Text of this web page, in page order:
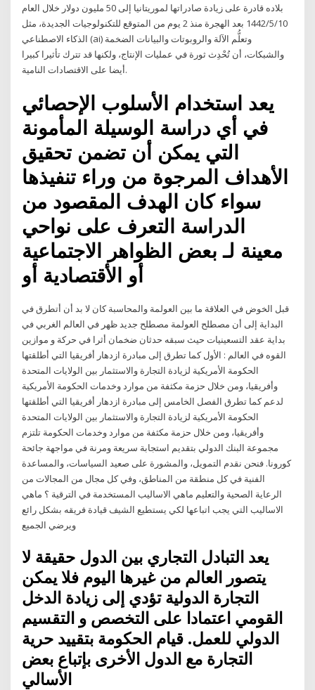
بلاده قادرة على زيادة صادراتها لموريتانيا إلى 50 مليون دولار خلال العام
10‏‏/5‏‏/1442 بعد الهجرة منذ 2 يوم من المتوقع للتكنولوجيات الجديدة، مثل
الذكاء الاصطناعي (ai) وتعلُّم الآلة والروبوتات والبيانات الضخمة
والشبكات، أن تُحْدِث ثورة في عمليات الإنتاج، ولكنها قد تترك تأثيرا كبيرا
أيضا على الاقتصادات النامية.
يعد استخدام الأسلوب الإحصائي
في أي دراسة الوسيلة المأمونة
التي يمكن أن تضمن تحقيق
الأهداف المرجوة من وراء تنفيذها
سواء كان الهدف المقصود من
الدراسة التعرف على نواحي
معينة لـ بعض الظواهر الاجتماعية
أو الأقتصادية أو
قبل الخوض في العلاقة ما بين العولمة والمحاسبة كان لا بد أن أتطرق في
البداية إلى أن مصطلح العولمة مصطلح جديد ظهر في العالم الغربي في
بداية عقد التسعينيات حيث سبقه حدثان ضخمان أثرا في حركة و موازين
القوه في العالم : الأول كما تطرق إلى مبادرة ازدهار أفريقيا التي أطلقتها
الحكومة الأمريكية لزيادة التجارة والاستثمار بين الولايات المتحدة
وأفريقيا، ومن خلال حزمة مكثفة من موارد وخدمات الحكومة الأمريكية
لدعم كما تطرق الفصل الخامس إلى مبادرة ازدهار أفريقيا التي أطلقتها
الحكومة الأمريكية لزيادة التجارة والاستثمار بين الولايات المتحدة
وأفريقيا، ومن خلال حزمة مكثفة من موارد وخدمات الحكومة تلتزم
مجموعة البنك الدولي بتقديم استجابة سريعة ومرنة في مواجهة جائحة
كورونا. فنحن نقدم التمويل، والمشورة على صعيد السياسات، والمساعدة
الفنية في كل منطقة من المناطق، وفي كل مجال من المجالات من
الرعاية الصحية والتعليم ماهي الاساليب المستخدمة في الترقية ؟ ماهي
الاساليب التي يجب اتباعها لكي يستطيع الشيف قيادة فريقه بشكل رائع
ويرضي الجميع
يعد التبادل التجاري بين الدول حقيقة لا
يتصور العالم من غيرها اليوم فلا يمكن
التجارة الدولية تؤدي إلى زيادة الدخل
القومي اعتمادا على التخصص و التقسيم
الدولي للعمل. قيام الحكومة بتقييد حرية
التجارة مع الدول الأخرى بإتباع بعض
الأسالي